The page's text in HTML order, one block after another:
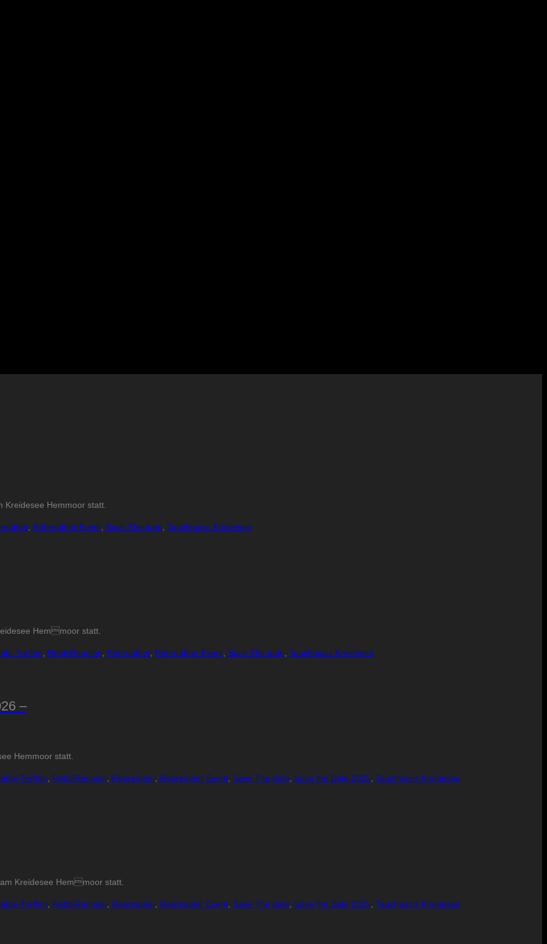
Kreidesee Hemmoor statt.
, Rebreather Event, Save The date, Tauchbasis Kreidesee
Hemmoor statt.
Treffen RebbiReunion Rebreather, Rebreather Event Save The date Tauchbasis Kreidesee
–
Hemmoor statt.
Treffen, RebbiReunion, Rebreather, Rebreather Event, Save The date, Save the Date 2025, Tauchbasis Kreidesee
Kreidesee Hemmoor statt.
Treffen RebbiReunion Rebreather, Rebreather Event Save The date Save the Date 2025 Tauchbasis Kreidesee